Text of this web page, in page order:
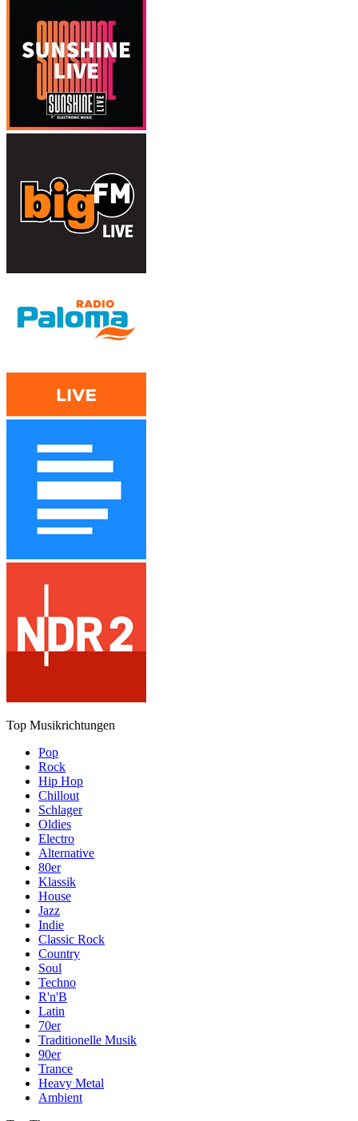
Top Musikrichtungen
Pop
Rock
Hip Hop
Chillout
Schlager
Oldies
Electro
Alternative
80er
Klassik
House
Jazz
Indie
Classic Rock
Country
Soul
Techno
R'n'B
Latin
70er
Traditionelle Musik
90er
Trance
Heavy Metal
Ambient